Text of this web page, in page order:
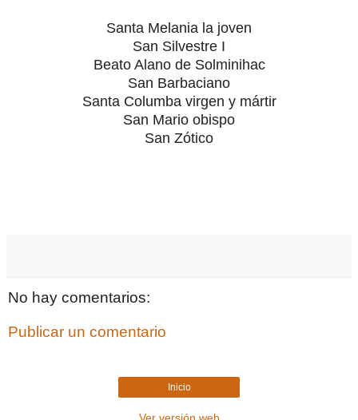
Santa Melania la joven
San Silvestre I
Beato Alano de Solminihac
San Barbaciano
Santa Columba virgen y mártir
San Mario obispo
San Zótico
No hay comentarios:
Publicar un comentario
Inicio
Ver versión web